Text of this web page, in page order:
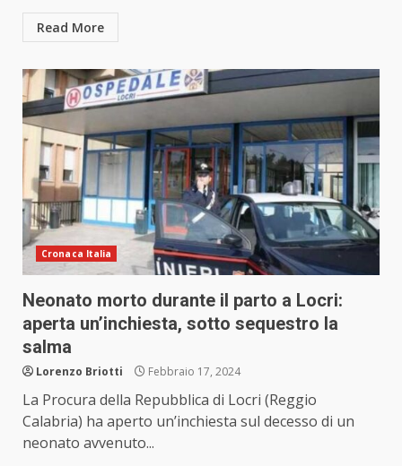
Read More
Cronaca Italia
Neonato morto durante il parto a Locri:
aperta un’inchiesta, sotto sequestro la
salma
Lorenzo Briotti Febbraio 17, 2024
La Procura della Repubblica di Locri (Reggio
Calabria) ha aperto un’inchiesta sul decesso di un
neonato avvenuto...